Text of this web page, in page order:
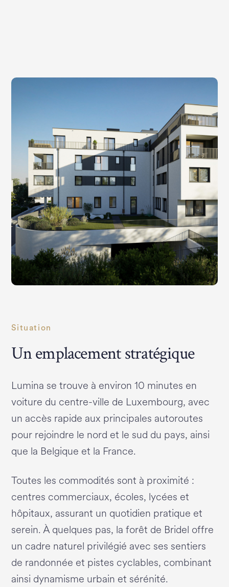
Situation
Un emplacement stratégique
Lumina se trouve à environ 10 minutes en
voiture du centre-ville de Luxembourg, avec
un accès rapide aux principales autoroutes
pour rejoindre le nord et le sud du pays, ainsi
que la Belgique et la France.
Toutes les commodités sont à proximité :
centres commerciaux, écoles, lycées et
hôpitaux, assurant un quotidien pratique et
serein. À quelques pas, la forêt de Bridel offre
un cadre naturel privilégié avec ses sentiers
de randonnée et pistes cyclables, combinant
ainsi dynamisme urbain et sérénité.